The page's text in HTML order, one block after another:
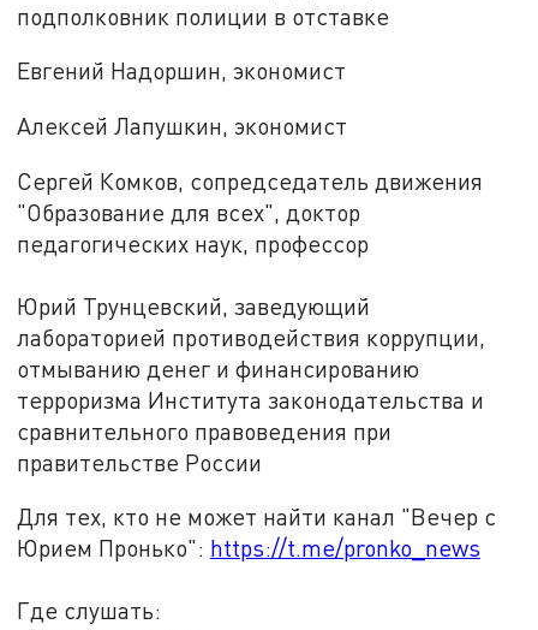
подполковник полиции в отставке
Евгений Надоршин, экономист
Алексей Лапушкин, экономист
Сергей Комков, сопредседатель движения
"Образование для всех", доктор
педагогических наук, профессор
Юрий Трунцевский, заведующий
лабораторией противодействия коррупции,
отмыванию денег и финансированию
терроризма Института законодательства и
сравнительного правоведения при
правительстве России
Для тех, кто не может найти канал "Вечер с
Юрием Пронько": https://t.me/pronko_news
Где слушать: